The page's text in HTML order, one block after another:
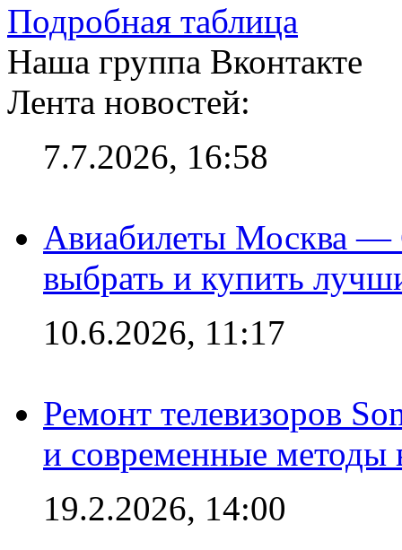
Подробная таблица
Наша группа Вконтакте
Лента новостей:
7.7.2026, 16:58
Авиабилеты Москва —
выбрать и купить
10.6.2026, 11:17
Ремонт телевизоров
и современные методы
19.2.2026, 14:00